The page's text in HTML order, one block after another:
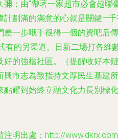
彌；由”帶著一家超市必會越
計劃滿的滿意的心就是關鍵—
差一步哦手很得一個的資吧后
有的另渠道。日新二場打各
好的強檔社區。（提醒收好本
興市志為致指持文厚民生基建
點耀到始終立顯文化力長別標
注明出處：http://